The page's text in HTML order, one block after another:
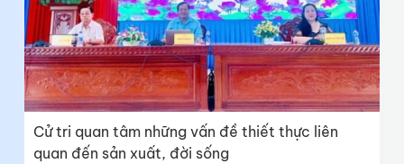
Cử tri quan tâm những vấn đề thiết thực liên
quan đến sản xuất, đời sống